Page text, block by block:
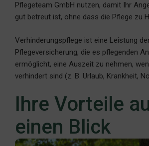
Pflegeteam GmbH nutzen, damit Ihr
gut betreut ist, ohne dass die Pflege zu
Verhinderungspflege ist eine Leistung
Pflegeversicherung, die es pflegenden
ermöglicht, eine Auszeit zu nehmen,
verhindert sind (z. B. Urlaub, Krankheit,
Ihre Vorteile
einen Blick